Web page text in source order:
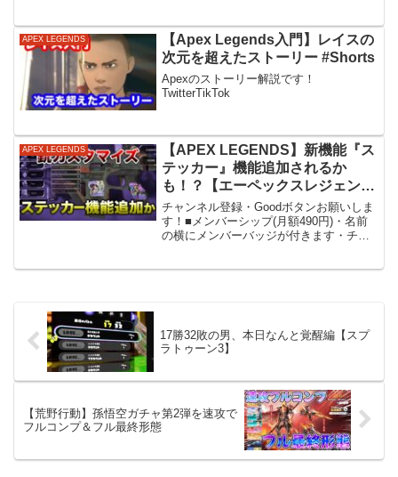
Twitter@senaka_adminわいと同じPCは
ここで買えま...
APEX LEGENDS
【Apex Legends入門】レイスの
次元を超えたストーリー #Shorts
Apexのストーリー解説です！
TwitterTikTok
APEX LEGENDS
【APEX LEGENDS】新機能『ス
テッカー』機能追加されるか
も！？【エーペックスレジェン
ズ】
チャンネル登録・Goodボタンお願いしま
す！■メンバーシップ(月額490円)・名前
の横にメンバーバッジが付きます・チャ
17勝32敗の男、本日なんと覚醒編【スプ
ラトゥーン3】
【荒野行動】孫悟空ガチャ第2弾を速攻で
フルコンプ＆フル最終形態